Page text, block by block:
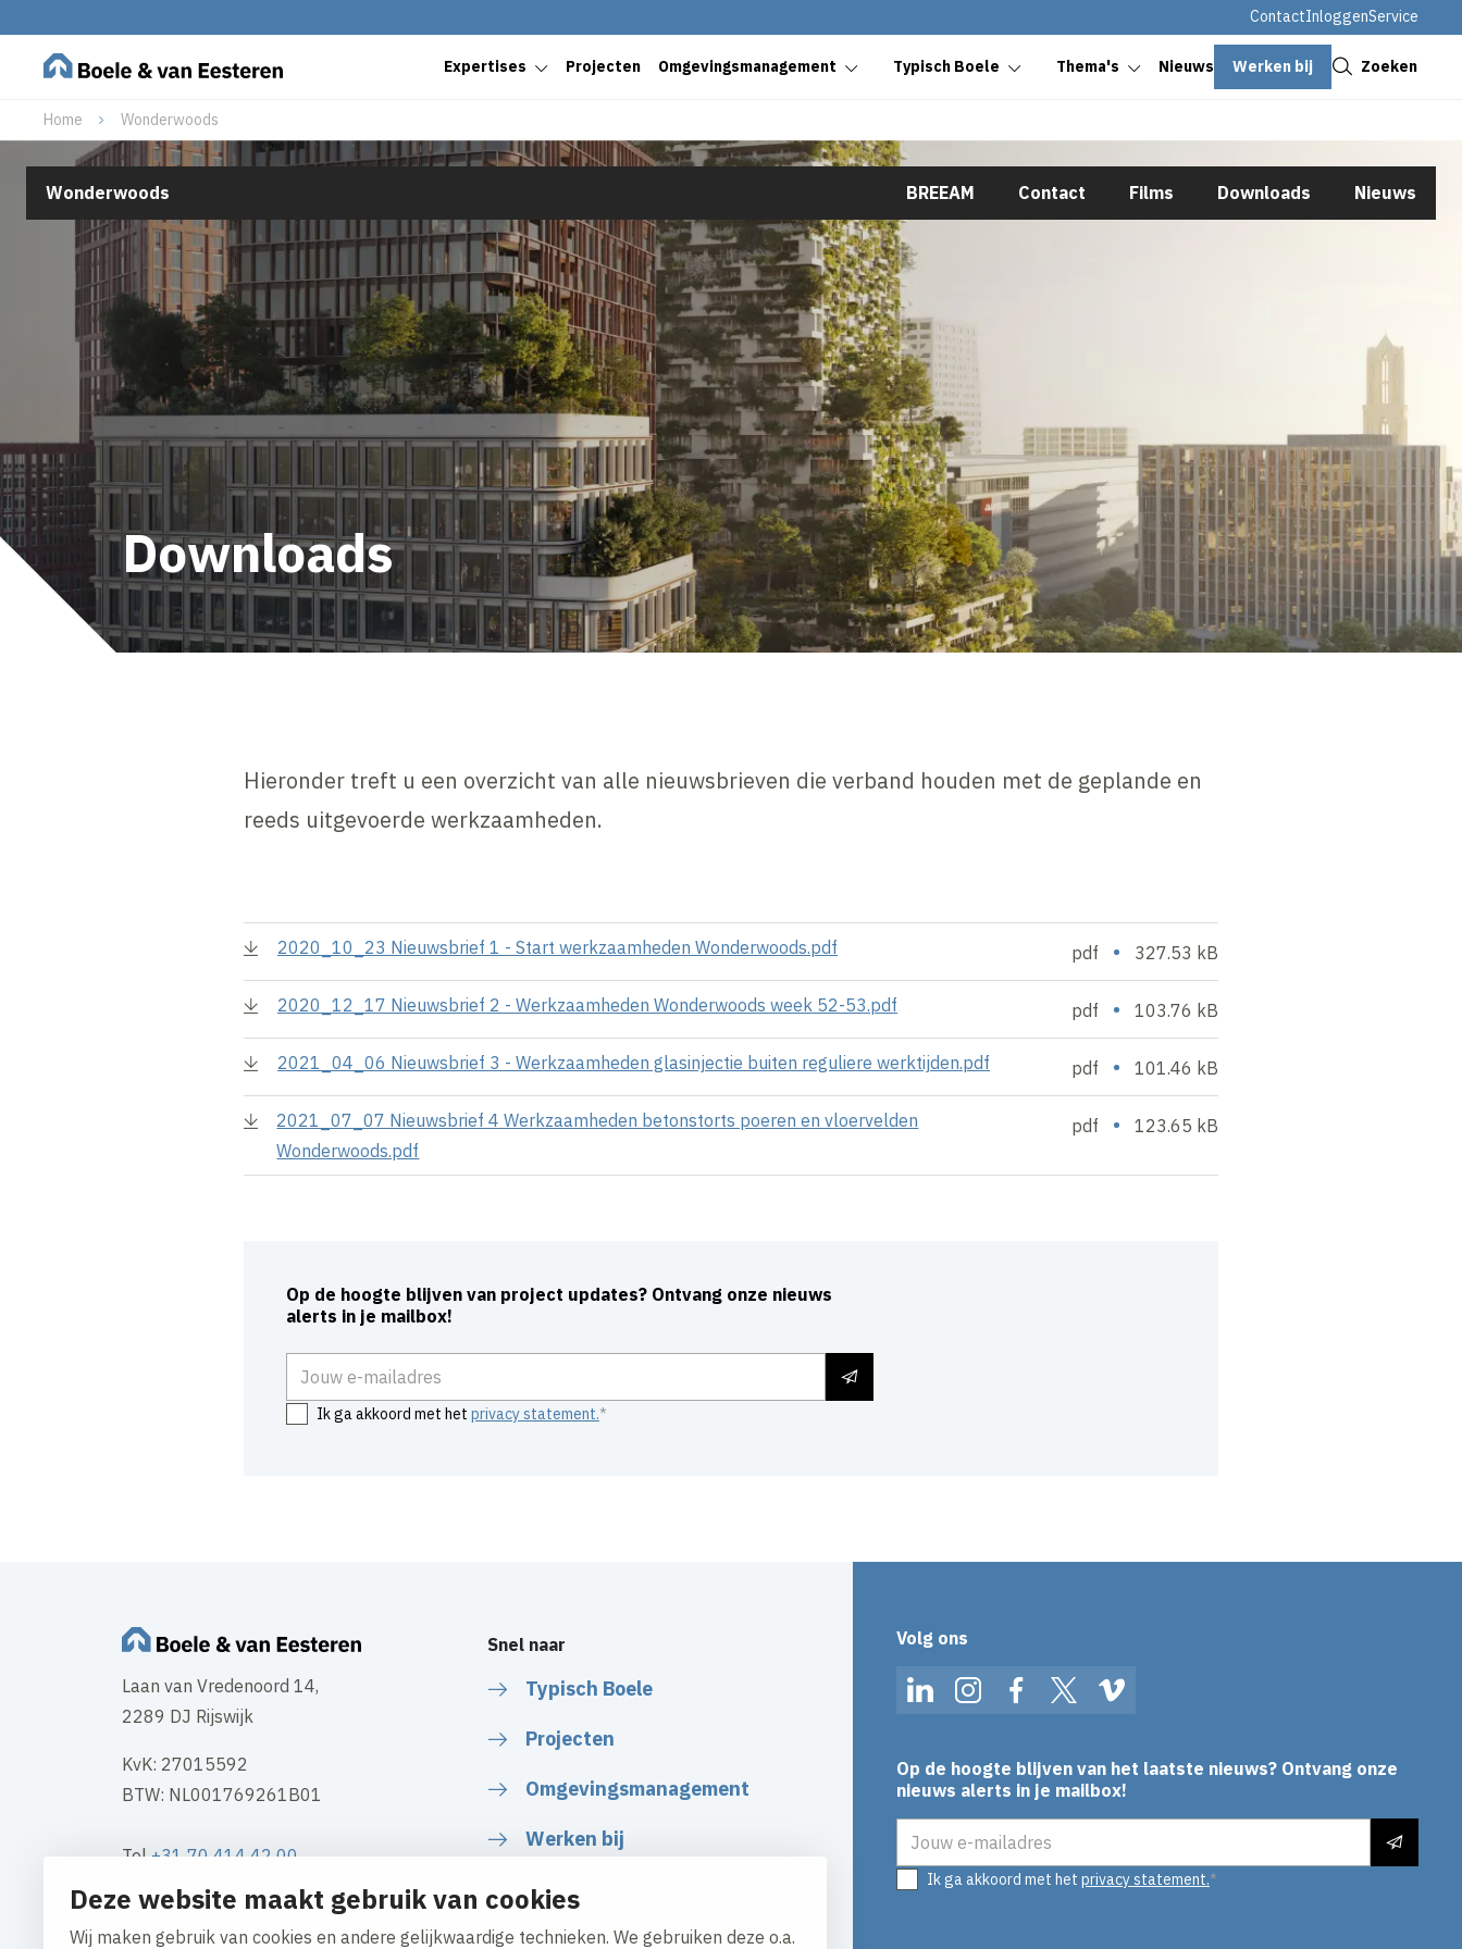
Deze website maakt gebruik van cookies
Wij maken gebruik van cookies en andere gelijkwaardige technieken. We gebruiken deze o.a.
ContactInloggenService
Expertises Projecten Omgevingsmanagement Typisch Boele Thema's Nieuws Werken bij Zoeken
Home Wonderwoods
Wonderwoods BREEAM Contact Films Downloads Nieuws
Downloads
Hieronder treft u een overzicht van alle nieuwsbrieven die verband houden met de geplande en
reeds uitgevoerde werkzaamheden.
2020_10_23 Nieuwsbrief 1 - Start werkzaamheden Wonderwoods.pdf pdf • 327.53 kB
2020_12_17 Nieuwsbrief 2 - Werkzaamheden Wonderwoods week 52-53.pdf pdf • 103.76 kB
2021_04_06 Nieuwsbrief 3 - Werkzaamheden glasinjectie buiten reguliere werktijden.pdf pdf • 101.46 kB
2021_07_07 Nieuwsbrief 4 Werkzaamheden betonstorts poeren en vloervelden
Wonderwoods.pdf
pdf • 123.65 kB
Op de hoogte blijven van project updates? Ontvang onze nieuws
alerts in je mailbox!
Ik ga akkoord met het privacy statement.
Laan van Vredenoord 14,
2289 DJ Rijswijk
KvK: 27015592
BTW: NL001769261B01
Tel+31 70 414 42 00
info@boele.nl
Contact
Snel naar
Typisch Boele
Projecten
Omgevingsmanagement
Werken bij
Plan uw route
Volg ons
LinkedInInstagramFacebookTwitterVimeo
Op de hoogte blijven van het laatste nieuws? Ontvang onze
nieuws alerts in je mailbox!
Ik ga akkoord met het privacy statement.
Sluiten